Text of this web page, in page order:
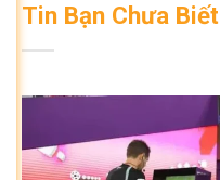
Tin Bạn Chưa Biết